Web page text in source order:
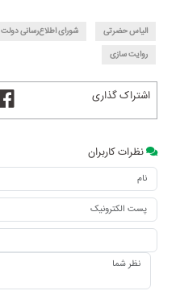
الیاس حضرتی شورای اطلاع‌رسانی دولت
روایت سازی
اشتراک گذاری
نظرات کاربران